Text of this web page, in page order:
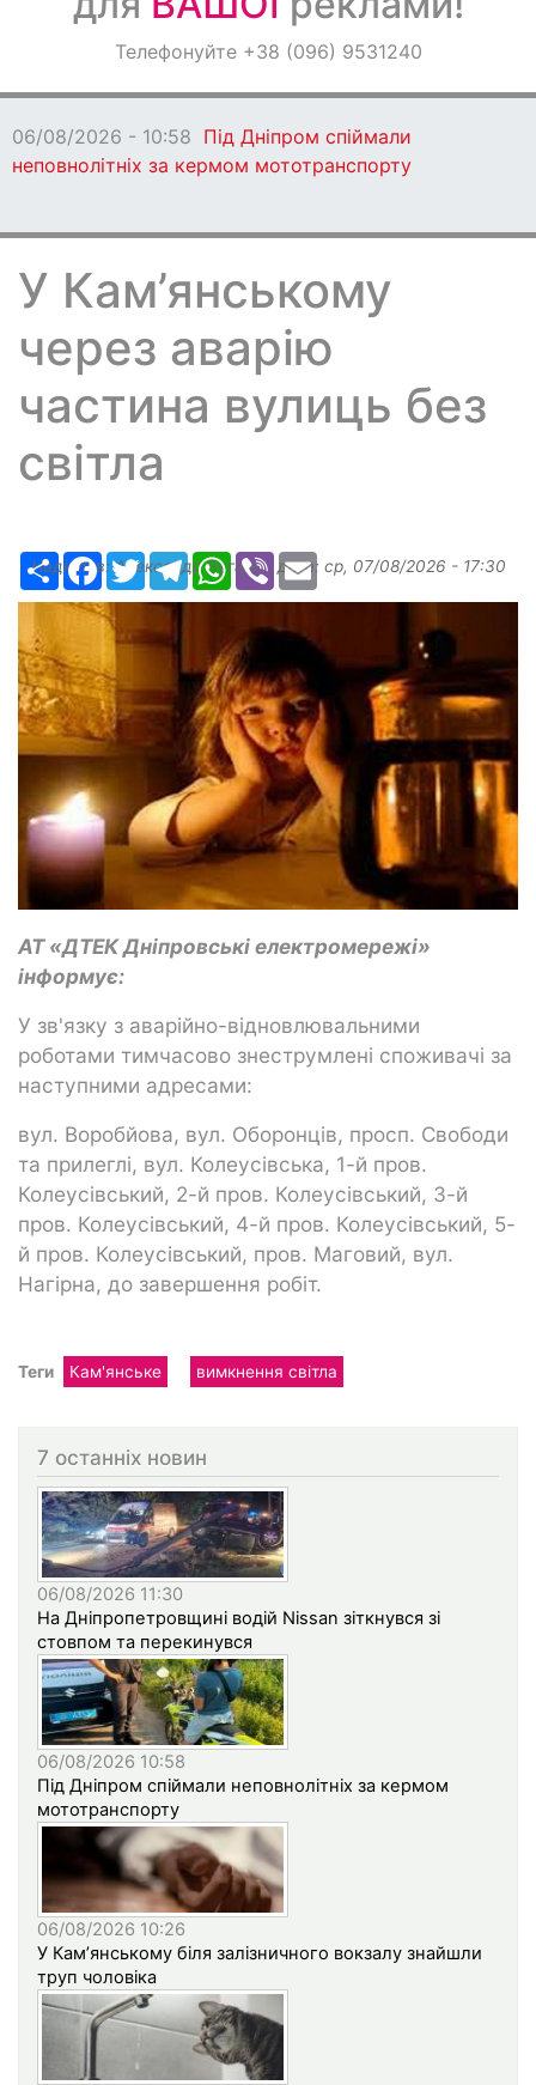
ОголошенняТелефонуйте +38 (096) 9531240
06/08/2026 - 10:58 Під Дніпром спіймали
неповнолітніх за кермом мототранспорту
У Кам’янському
через аварію
частина вулиць без
світла
РесурсFacebook
TwitterTelegramWhatsApp
ViberEmail
Надіслав:Александр Бугаев, дата: ср, 07/08/2026 - 17:30
АТ «ДТЕК Дніпровські електромережі»
інформує:
У зв'язку з аварійно-відновлювальними
роботами тимчасово знеструмлені споживачі за
наступними адресами:
вул. Воробйова, вул. Оборонців, просп. Свободи
та прилеглі, вул. Колеусівська, 1-й пров.
Колеусівський, 2-й пров. Колеусівський, 3-й
пров. Колеусівський, 4-й пров. Колеусівський, 5-
й пров. Колеусівський, пров. Маговий, вул.
Нагірна, до завершення робіт.
Теги Кам'янське вимкнення світла
7 останніх новин
06/08/2026 11:30
На Дніпропетровщині водій Nissan зіткнувся зі
стовпом та перекинувся
06/08/2026 10:58
Під Дніпром спіймали неповнолітніх за кермом
мототранспорту
06/08/2026 10:26
У Кам’янському біля залізничного вокзалу знайшли
труп чоловіка